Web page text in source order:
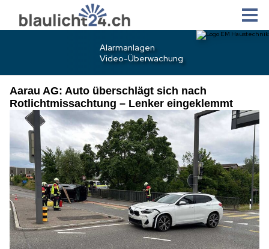
Aarau AG: Auto überschlägt sich nach
Rotlichtmissachtung – Lenker eingeklemmt